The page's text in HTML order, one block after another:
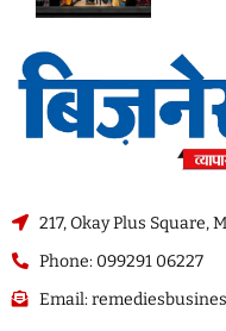
217, Okay Plus Square,
Phone: 099291 06227
Email: